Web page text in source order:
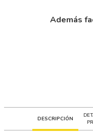
Además
DESCRIPCIÓN